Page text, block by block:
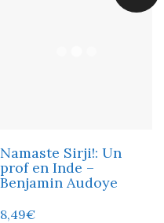
Namaste Sirji!: Un
prof en Inde –
Benjamin Audoye
8,49€